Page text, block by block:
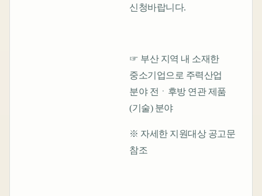
신청바랍니다.
☞ 부산 지역 내 소재한
중소기업으로 주력산업
분야 전ㆍ후방 연관 제품
(기술) 분야
※ 자세한 지원대상 공고문
참조